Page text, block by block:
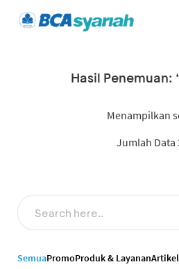
Hasil Penemuan:
Menampilkan
Jumlah Data
SemuaPromoProduk & LayananArtikel